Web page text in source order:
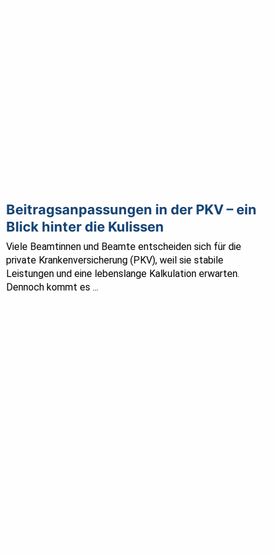
Beitragsanpassungen in der PKV – ein
Blick hinter die Kulissen
Viele Beamtinnen und Beamte entscheiden sich für die
private Krankenversicherung (PKV), weil sie stabile
Leistungen und eine lebenslange Kalkulation erwarten.
Dennoch kommt es ...